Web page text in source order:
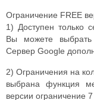
Ограничение FREE
1) Доступен только
Вы можете
Сервер Google
2) Ограничения на
выбрана функция
версии ограничение